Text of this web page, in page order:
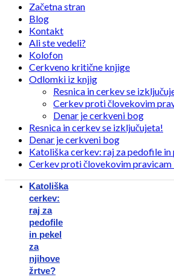
Začetna stran
Blog
Kontakt
Ali ste vedeli?
Kolofon
Cerkveno kritične knjige
Odlomki iz knjig
Resnica in cerkev se
Cerkev proti človekovim
Denar je cerkveni bog
Resnica in cerkev se izključujeta!
Denar je cerkveni bog
Katoliška cerkev: raj za pedofile in
Cerkev proti človekovim
Katoliška
cerkev:
raj za
pedofile
in pekel
za
njihove
žrtve?